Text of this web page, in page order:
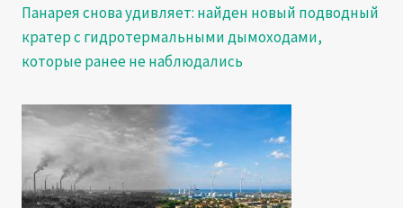
Панарея снова удивляет: найден новый подводный
кратер с гидротермальными дымоходами,
которые ранее не наблюдались